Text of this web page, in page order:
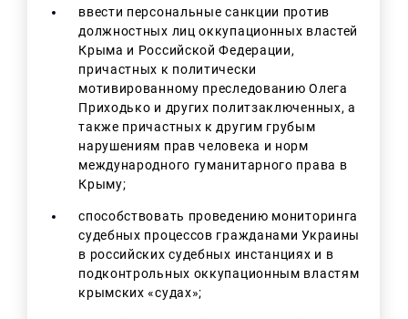
ввести персональные санкции против
должностных лиц оккупационных властей
Крыма и Российской Федерации,
причастных к политически
мотивированному преследованию Олега
Приходько и других политзаключенных, а
также причастных к другим грубым
нарушениям прав человека и норм
международного гуманитарного права в
Крыму;
способствовать проведению мониторинга
судебных процессов гражданами Украины
в российских судебных инстанциях и в
подконтрольных оккупационным властям
крымских «судах»;